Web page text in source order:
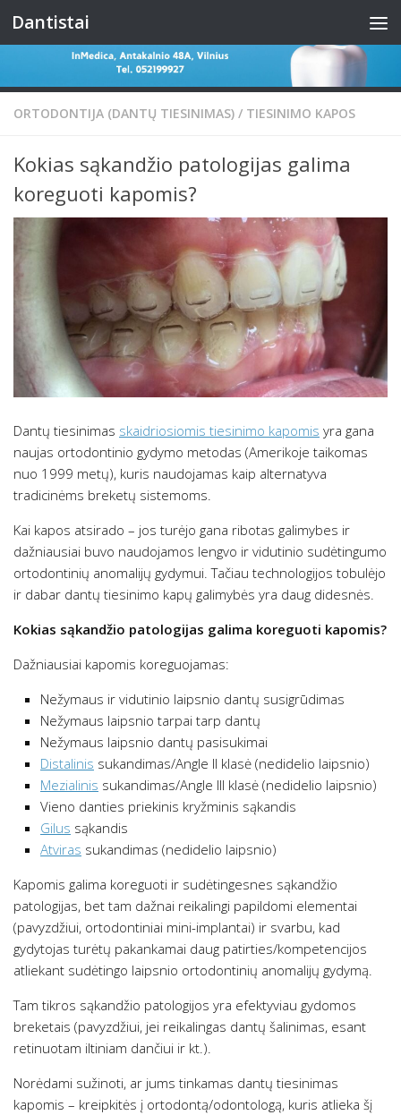
Skip to content
Dantistai
ORTODONTIJA (DANTŲ TIESINIMAS) / TIESINIMO KAPOS
Kokias sąkandžio patologijas galima
koreguoti kapomis?
Dantų tiesinimas skaidriosiomis tiesinimo kapomis yra gana
naujas ortodontinio gydymo metodas (Amerikoje taikomas
nuo 1999 metų), kuris naudojamas kaip alternatyva
tradicinėms breketų sistemoms.
Kai kapos atsirado – jos turėjo gana ribotas galimybes ir
dažniausiai buvo naudojamos lengvo ir vidutinio sudėtingumo
ortodontinių anomalijų gydymui. Tačiau technologijos tobulėjo
ir dabar dantų tiesinimo kapų galimybės yra daug didesnės.
Kokias sąkandžio patologijas galima koreguoti kapomis?
Dažniausiai kapomis koreguojamas:
Nežymaus ir vidutinio laipsnio dantų susigrūdimas
Nežymaus laipsnio tarpai tarp dantų
Nežymaus laipsnio dantų pasisukimai
Distalinis sukandimas/Angle II klasė (nedidelio laipsnio)
Mezialinis sukandimas/Angle III klasė (nedidelio laipsnio)
Vieno danties priekinis kryžminis sąkandis
Gilus sąkandis
Atviras sukandimas (nedidelio laipsnio)
Kapomis galima koreguoti ir sudėtingesnes sąkandžio
patologijas, bet tam dažnai reikalingi papildomi elementai
(pavyzdžiui, ortodontiniai mini-implantai) ir svarbu, kad
gydytojas turėtų pakankamai daug patirties/kompetencijos
atliekant sudėtingo laipsnio ortodontinių anomalijų gydymą.
Tam tikros sąkandžio patologijos yra efektyviau gydomos
breketais (pavyzdžiui, jei reikalingas dantų šalinimas, esant
retinuotam iltiniam dančiui ir kt.).
Norėdami sužinoti, ar jums tinkamas dantų tiesinimas
kapomis – kreipkitės į ortodontą/odontologą, kuris atlieka šį